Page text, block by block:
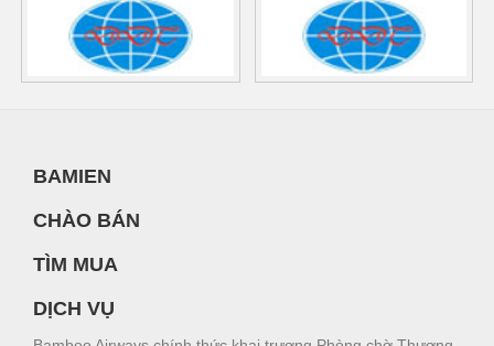
BAMIEN
CHÀO BÁN
TÌM MUA
DỊCH VỤ